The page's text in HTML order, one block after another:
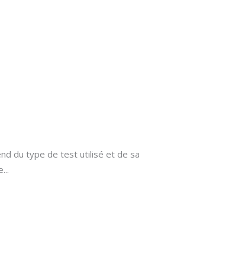
du type de test utilisé et de sa